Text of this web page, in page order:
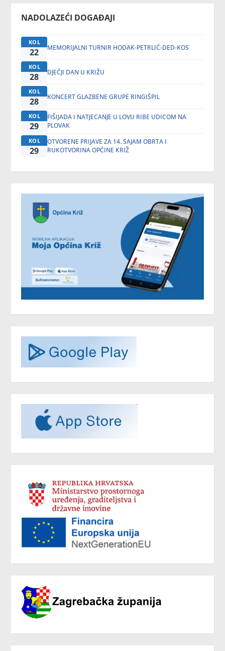
NADOLAZEĆI DOGAĐAJI
KOL
22 MEMORIJALNI TURNIR HODAK-PETRLIĆ-DED-KOS
KOL
28 DJEČJI DAN U KRIŽU
KOL
28 KONCERT GLAZBENE GRUPE RINGIŠPIL
KOL
29
FIŠIJADA I NATJECANJE U LOVU RIBE UDICOM NA
PLOVAK
KOL
29
OTVORENE PRIJAVE ZA 14. SAJAM OBRTA I
RUKOTVORINA OPĆINE KRIŽ